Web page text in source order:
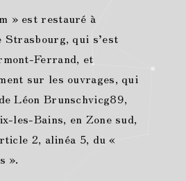
» est restauré à
Strasbourg, qui s’est
Ferrand, et
sur les ouvrages, qui
Léon Brunschvicg89,
les-Bains, en Zone sud,
2, alinéa 5, du «
».